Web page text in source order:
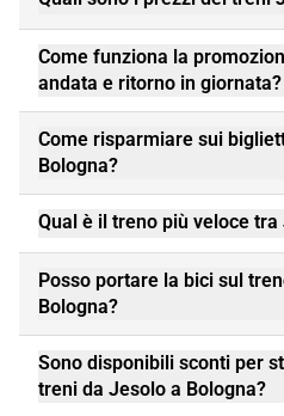
Come funziona la
andata e ritorno in giornata?
Come risparmiare sui
Bologna?
Qual è il treno più veloce
Posso portare la bici sul
Bologna?
Sono disponibili sconti per
treni da Jesolo a Bologna?